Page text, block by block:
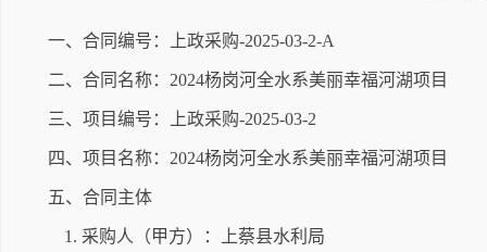
一、合同编号：上政采购-2025-03-2-A
二、合同名称：2024杨岗河全水系美丽幸福河湖项目
三、项目编号：上政采购-2025-03-2
四、项目名称：2024杨岗河全水系美丽幸福河湖项目
五、合同主体
1. 采购人（甲方）：上蔡县水利局